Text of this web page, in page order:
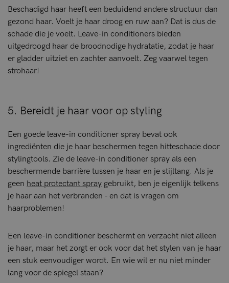
Beschadigd haar heeft een beduidend andere structuur dan
gezond haar. Voelt je haar droog en ruw aan? Dat is dus de
schade die je voelt. Leave-in conditioners bieden
uitgedroogd haar de broodnodige hydratatie, zodat je haar
er gladder uitziet en zachter aanvoelt. Zeg vaarwel tegen
strohaar!
5. Bereidt je haar voor op styling
Een goede leave-in conditioner spray bevat ook
ingrediënten die je haar beschermen tegen hitteschade door
stylingtools. Zie de leave-in conditioner spray als een
beschermende barrière tussen je haar en je stijltang. Als je
geen heat protectant spray gebruikt, ben je eigenlijk telkens
je haar aan het verbranden - en dat is vragen om
haarproblemen!
Een leave-in conditioner beschermt en verzacht niet alleen
je haar, maar het zorgt er ook voor dat het stylen van je haar
een stuk eenvoudiger wordt. En wie wil er nu niet minder
lang voor de spiegel staan?